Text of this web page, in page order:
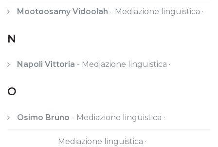
Mootoosamy Vidoolah - Mediazione linguistica ·
N
Napoli Vittoria - Mediazione linguistica ·
O
Osimo Bruno - Mediazione linguistica ·
Mediazione linguistica ·